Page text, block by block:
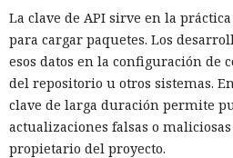
La clave de API sirve en la
para cargar paquetes. Los
esos datos en la configuración de
del repositorio u otros sistemas.
clave de larga duración permite
actualizaciones falsas o
propietario del proyecto.